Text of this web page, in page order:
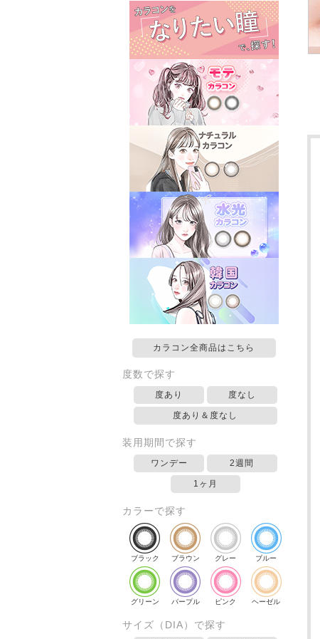
カラコン全商品はこちら
度数で探す
度あり 度なし
度あり＆度なし
装用期間で探す
ワンデー 2週間
1ヶ月
カラーで探す
ブラック ブラウン グレー ブルー
グリーン パープル ピンク ヘーゼル
サイズ（DIA）で探す